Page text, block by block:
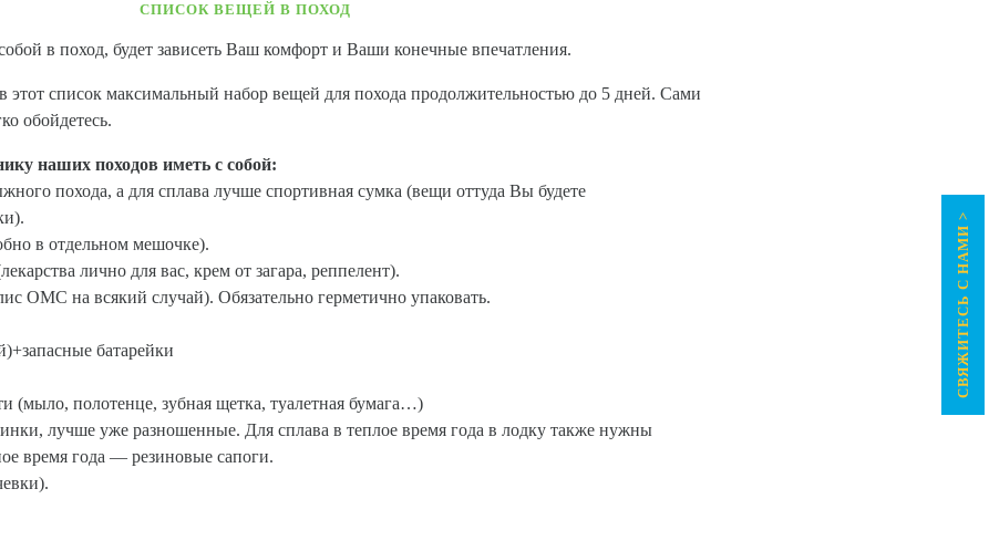
СПИСОК ВЕЩЕЙ В ПОХОД
в поход, будет зависеть Ваш комфорт и Ваши конечные впечатления.
список максимальный набор вещей для похода продолжительностью до 5 дней. Сами
обойдетесь.
наших походов иметь с собой:
похода, а для сплава лучше спортивная сумка (вещи оттуда Вы будете
в отдельном мешочке).
лично для вас, крем от загара, реппелент).
ОМС на всякий случай). Обязательно герметично упаковать.
батарейки
(мыло, полотенце, зубная щетка, туалетная бумага…)
лучше уже разношенные. Для сплава в теплое время года в лодку также нужны
время года — резиновые сапоги.
СВЯЖИТЕСЬ С НАМИ >